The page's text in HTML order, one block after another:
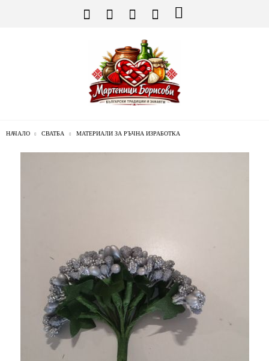
НАЧАЛО СВАТБА МАТЕРИАЛИ ЗА РЪЧНА ИЗРАБОТКА